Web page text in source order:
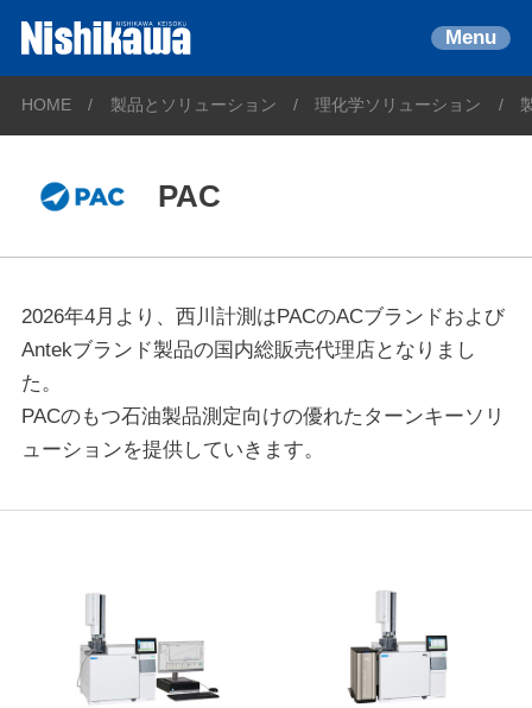
Menu
HOME 製品とソリューション 理化学ソリューション
PAC
2026年4月より、西川計測はPACのACブランドおよび
Antekブランド製品の国内総販売代理店となりまし
た。
PACのもつ石油製品測定向けの優れたターンキーソリ
ューションを提供していきます。